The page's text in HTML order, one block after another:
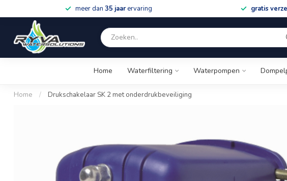
meer dan 35 jaarervaring gratis
Home Waterfiltering Waterpompen
Home / Drukschakelaar SK 2 met onderdrukbeveiliging